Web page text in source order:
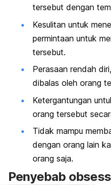
tersebut dengan
Kesulitan untuk
permintaan untuk
tersebut.
Perasaan rendah
dibalas oleh orang
Ketergantungan
orang tersebut
Tidak mampu
dengan orang lain
orang saja.
Penyebab